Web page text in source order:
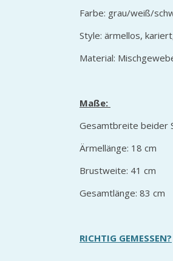
Farbe: grau/weiß/
Style: ärmellos,
Material:
Maße:
Gesamtbreite beider
Ärmellänge: 18 cm
Brustweite: 41 cm
Gesamtlänge: 83 cm
RICHTIG GEMESSEN?